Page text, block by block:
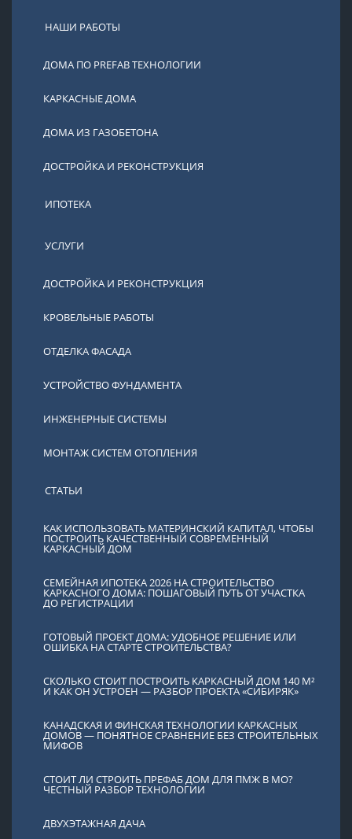
НАШИ РАБОТЫ
ДОМА ПО PREFAB ТЕХНОЛОГИИ
КАРКАСНЫЕ ДОМА
ДОМА ИЗ ГАЗОБЕТОНА
ДОСТРОЙКА И РЕКОНСТРУКЦИЯ
ИПОТЕКА
УСЛУГИ
ДОСТРОЙКА И РЕКОНСТРУКЦИЯ
КРОВЕЛЬНЫЕ РАБОТЫ
ОТДЕЛКА ФАСАДА
УСТРОЙСТВО ФУНДАМЕНТА
ИНЖЕНЕРНЫЕ СИСТЕМЫ
МОНТАЖ СИСТЕМ ОТОПЛЕНИЯ
СТАТЬИ
КАК ИСПОЛЬЗОВАТЬ МАТЕРИНСКИЙ КАПИТАЛ, ЧТОБЫ
ПОСТРОИТЬ КАЧЕСТВЕННЫЙ СОВРЕМЕННЫЙ
КАРКАСНЫЙ ДОМ
СЕМЕЙНАЯ ИПОТЕКА 2026 НА СТРОИТЕЛЬСТВО
КАРКАСНОГО ДОМА: ПОШАГОВЫЙ ПУТЬ ОТ УЧАСТКА
ДО РЕГИСТРАЦИИ
ГОТОВЫЙ ПРОЕКТ ДОМА: УДОБНОЕ РЕШЕНИЕ ИЛИ
ОШИБКА НА СТАРТЕ СТРОИТЕЛЬСТВА?
СКОЛЬКО СТОИТ ПОСТРОИТЬ КАРКАСНЫЙ ДОМ 140 М²
И КАК ОН УСТРОЕН — РАЗБОР ПРОЕКТА «СИБИРЯК»
КАНАДСКАЯ И ФИНСКАЯ ТЕХНОЛОГИИ КАРКАСНЫХ
ДОМОВ — ПОНЯТНОЕ СРАВНЕНИЕ БЕЗ СТРОИТЕЛЬНЫХ
МИФОВ
СТОИТ ЛИ СТРОИТЬ ПРЕФАБ ДОМ ДЛЯ ПМЖ В МО?
ЧЕСТНЫЙ РАЗБОР ТЕХНОЛОГИИ
ДВУХЭТАЖНАЯ ДАЧА